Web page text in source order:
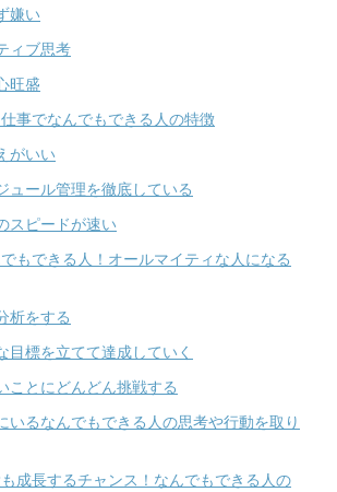
嫌い
ィブ思考
旺盛
事でなんでもできる人の特徴
がいい
ュール管理を徹底している
スピードが速い
もできる人！オールマイティな人になる
析をする
目標を立てて達成していく
ことにどんどん挑戦する
いるなんでもできる人の思考や行動を取り
成長するチャンス！なんでもできる人の